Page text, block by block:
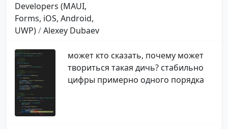
Developers (MAUI,
Forms, iOS, Android,
UWP)/Alexey Dubaev
может кто сказать, почему может
твориться такая дичь? стабильно
цифры примерно одного порядка